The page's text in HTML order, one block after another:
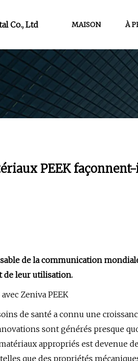
Co., Ltd MAISON À
PEEK
de la communication
de leur utilisation.
Zeniva PEEK
de santé a connu une
sont générés presque
appropriés est devenue
que des propriétés